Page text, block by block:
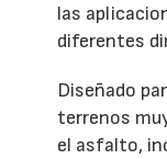
las
diferentes
Diseñado
terrenos
el asfalto,